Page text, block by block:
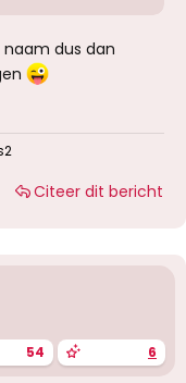
naam dus dan
Citeer dit bericht
54 6